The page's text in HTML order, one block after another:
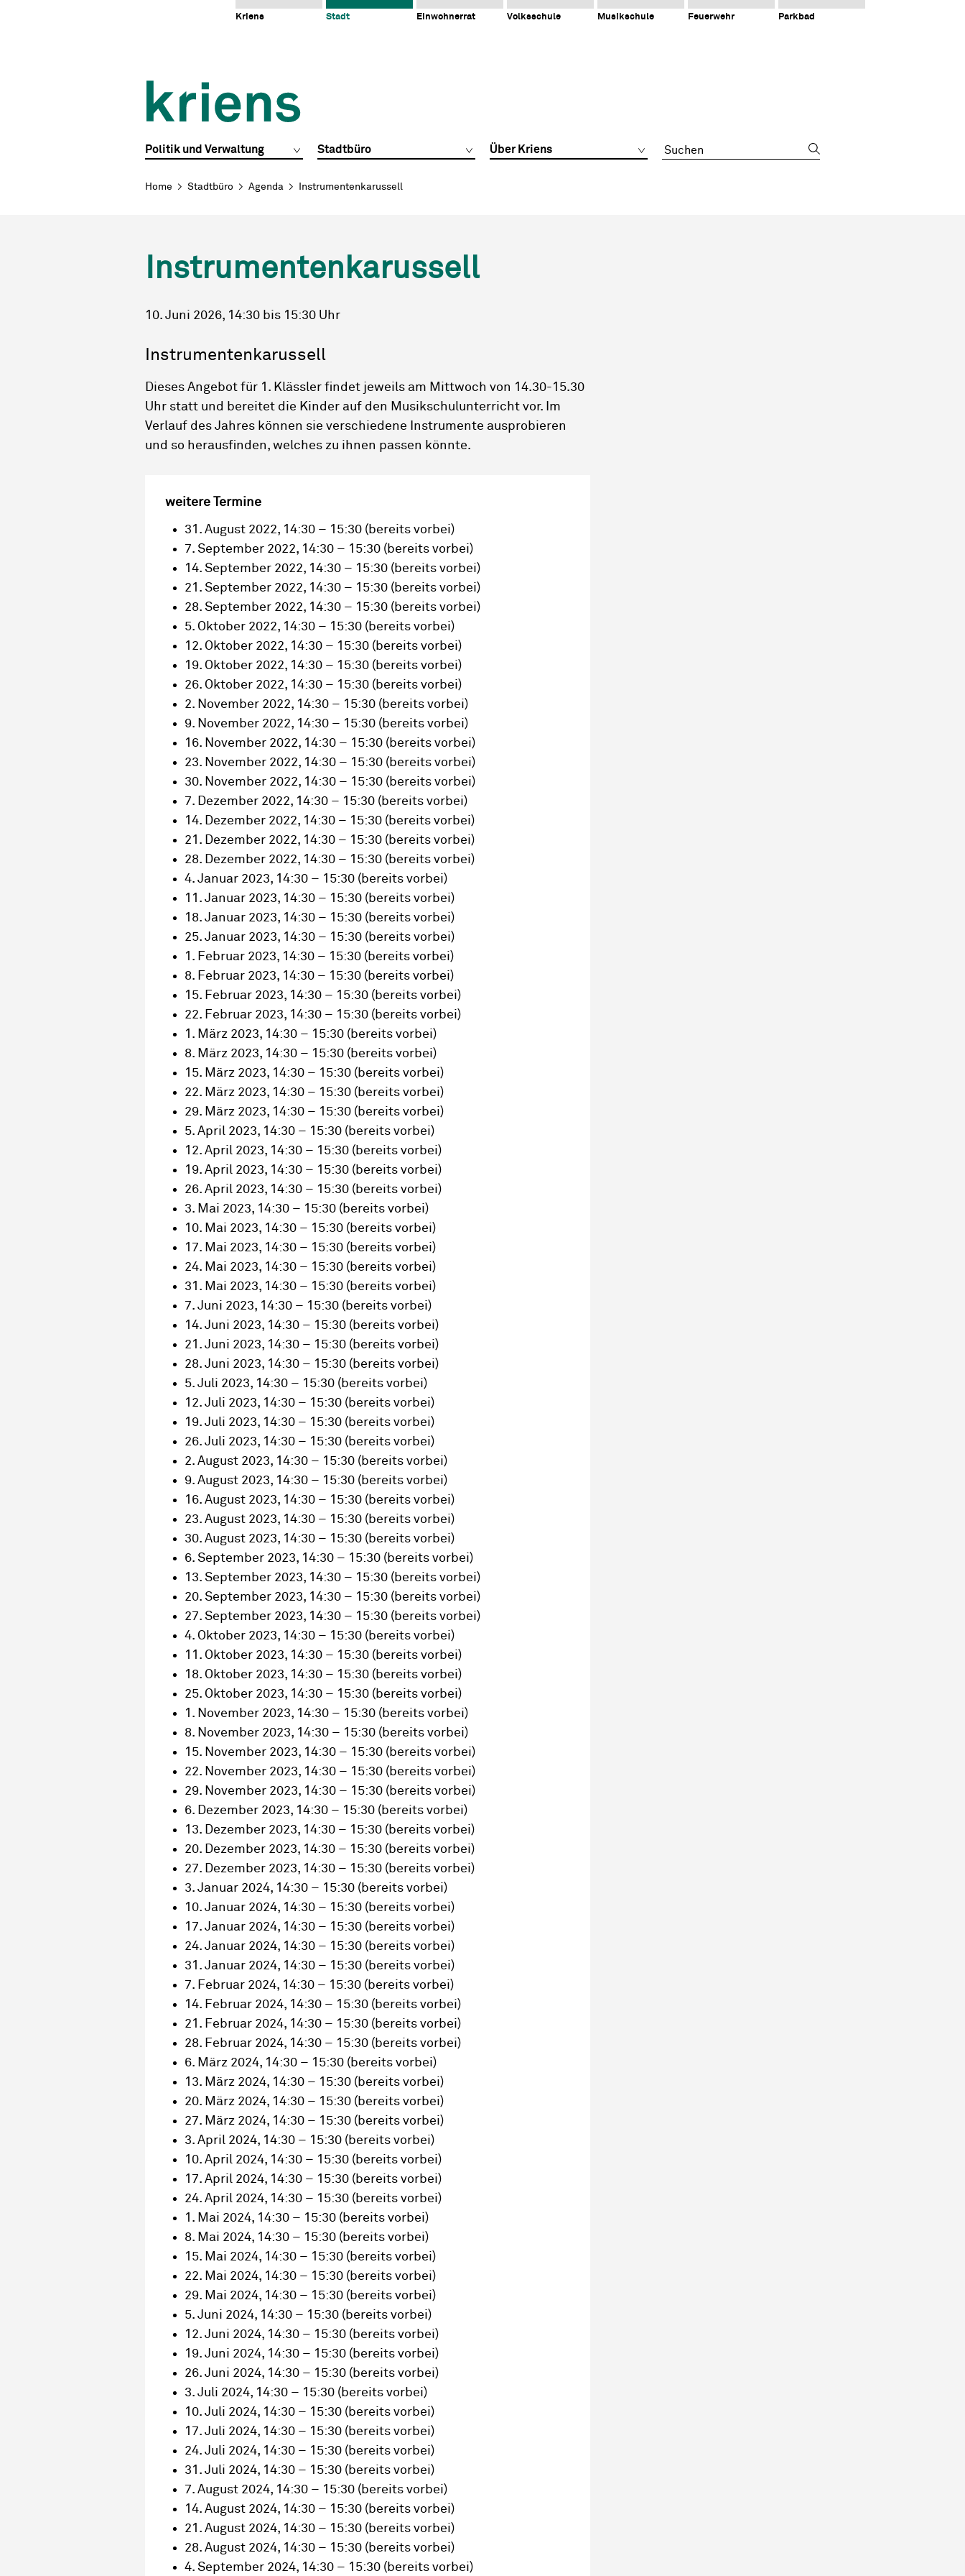
Navigieren in Kriens
Kriens Stadt Einwohnerrat Volksschule Musikschule Feuerwehr Parkbad
Hauptnavigation
Politik und Verwaltung Stadtbüro Über Kriens Suchbegriff
Breadcrumb
Home Stadtbüro Agenda Instrumentenkarussell
Instrumentenkarussell
10. Juni 2026, 14:30 bis 15:30 Uhr
Instrumentenkarussell
Dieses Angebot für 1. Klässler findet jeweils am Mittwoch von 14.30-15.30
Uhr statt und bereitet die Kinder auf den Musikschulunterricht vor. Im
Verlauf des Jahres können sie verschiedene Instrumente ausprobieren
und so herausfinden, welches zu ihnen passen könnte.
weitere Termine
31. August 2022, 14:30 – 15:30 (bereits vorbei)
7. September 2022, 14:30 – 15:30 (bereits vorbei)
14. September 2022, 14:30 – 15:30 (bereits vorbei)
21. September 2022, 14:30 – 15:30 (bereits vorbei)
28. September 2022, 14:30 – 15:30 (bereits vorbei)
5. Oktober 2022, 14:30 – 15:30 (bereits vorbei)
12. Oktober 2022, 14:30 – 15:30 (bereits vorbei)
19. Oktober 2022, 14:30 – 15:30 (bereits vorbei)
26. Oktober 2022, 14:30 – 15:30 (bereits vorbei)
2. November 2022, 14:30 – 15:30 (bereits vorbei)
9. November 2022, 14:30 – 15:30 (bereits vorbei)
16. November 2022, 14:30 – 15:30 (bereits vorbei)
23. November 2022, 14:30 – 15:30 (bereits vorbei)
30. November 2022, 14:30 – 15:30 (bereits vorbei)
7. Dezember 2022, 14:30 – 15:30 (bereits vorbei)
14. Dezember 2022, 14:30 – 15:30 (bereits vorbei)
21. Dezember 2022, 14:30 – 15:30 (bereits vorbei)
28. Dezember 2022, 14:30 – 15:30 (bereits vorbei)
4. Januar 2023, 14:30 – 15:30 (bereits vorbei)
11. Januar 2023, 14:30 – 15:30 (bereits vorbei)
18. Januar 2023, 14:30 – 15:30 (bereits vorbei)
25. Januar 2023, 14:30 – 15:30 (bereits vorbei)
1. Februar 2023, 14:30 – 15:30 (bereits vorbei)
8. Februar 2023, 14:30 – 15:30 (bereits vorbei)
15. Februar 2023, 14:30 – 15:30 (bereits vorbei)
22. Februar 2023, 14:30 – 15:30 (bereits vorbei)
1. März 2023, 14:30 – 15:30 (bereits vorbei)
8. März 2023, 14:30 – 15:30 (bereits vorbei)
15. März 2023, 14:30 – 15:30 (bereits vorbei)
22. März 2023, 14:30 – 15:30 (bereits vorbei)
29. März 2023, 14:30 – 15:30 (bereits vorbei)
5. April 2023, 14:30 – 15:30 (bereits vorbei)
12. April 2023, 14:30 – 15:30 (bereits vorbei)
19. April 2023, 14:30 – 15:30 (bereits vorbei)
26. April 2023, 14:30 – 15:30 (bereits vorbei)
3. Mai 2023, 14:30 – 15:30 (bereits vorbei)
10. Mai 2023, 14:30 – 15:30 (bereits vorbei)
17. Mai 2023, 14:30 – 15:30 (bereits vorbei)
24. Mai 2023, 14:30 – 15:30 (bereits vorbei)
31. Mai 2023, 14:30 – 15:30 (bereits vorbei)
7. Juni 2023, 14:30 – 15:30 (bereits vorbei)
14. Juni 2023, 14:30 – 15:30 (bereits vorbei)
21. Juni 2023, 14:30 – 15:30 (bereits vorbei)
28. Juni 2023, 14:30 – 15:30 (bereits vorbei)
5. Juli 2023, 14:30 – 15:30 (bereits vorbei)
12. Juli 2023, 14:30 – 15:30 (bereits vorbei)
19. Juli 2023, 14:30 – 15:30 (bereits vorbei)
26. Juli 2023, 14:30 – 15:30 (bereits vorbei)
2. August 2023, 14:30 – 15:30 (bereits vorbei)
9. August 2023, 14:30 – 15:30 (bereits vorbei)
16. August 2023, 14:30 – 15:30 (bereits vorbei)
23. August 2023, 14:30 – 15:30 (bereits vorbei)
30. August 2023, 14:30 – 15:30 (bereits vorbei)
6. September 2023, 14:30 – 15:30 (bereits vorbei)
13. September 2023, 14:30 – 15:30 (bereits vorbei)
20. September 2023, 14:30 – 15:30 (bereits vorbei)
27. September 2023, 14:30 – 15:30 (bereits vorbei)
4. Oktober 2023, 14:30 – 15:30 (bereits vorbei)
11. Oktober 2023, 14:30 – 15:30 (bereits vorbei)
18. Oktober 2023, 14:30 – 15:30 (bereits vorbei)
25. Oktober 2023, 14:30 – 15:30 (bereits vorbei)
1. November 2023, 14:30 – 15:30 (bereits vorbei)
8. November 2023, 14:30 – 15:30 (bereits vorbei)
15. November 2023, 14:30 – 15:30 (bereits vorbei)
22. November 2023, 14:30 – 15:30 (bereits vorbei)
29. November 2023, 14:30 – 15:30 (bereits vorbei)
6. Dezember 2023, 14:30 – 15:30 (bereits vorbei)
13. Dezember 2023, 14:30 – 15:30 (bereits vorbei)
20. Dezember 2023, 14:30 – 15:30 (bereits vorbei)
27. Dezember 2023, 14:30 – 15:30 (bereits vorbei)
3. Januar 2024, 14:30 – 15:30 (bereits vorbei)
10. Januar 2024, 14:30 – 15:30 (bereits vorbei)
17. Januar 2024, 14:30 – 15:30 (bereits vorbei)
24. Januar 2024, 14:30 – 15:30 (bereits vorbei)
31. Januar 2024, 14:30 – 15:30 (bereits vorbei)
7. Februar 2024, 14:30 – 15:30 (bereits vorbei)
14. Februar 2024, 14:30 – 15:30 (bereits vorbei)
21. Februar 2024, 14:30 – 15:30 (bereits vorbei)
28. Februar 2024, 14:30 – 15:30 (bereits vorbei)
6. März 2024, 14:30 – 15:30 (bereits vorbei)
13. März 2024, 14:30 – 15:30 (bereits vorbei)
20. März 2024, 14:30 – 15:30 (bereits vorbei)
27. März 2024, 14:30 – 15:30 (bereits vorbei)
3. April 2024, 14:30 – 15:30 (bereits vorbei)
10. April 2024, 14:30 – 15:30 (bereits vorbei)
17. April 2024, 14:30 – 15:30 (bereits vorbei)
24. April 2024, 14:30 – 15:30 (bereits vorbei)
1. Mai 2024, 14:30 – 15:30 (bereits vorbei)
8. Mai 2024, 14:30 – 15:30 (bereits vorbei)
15. Mai 2024, 14:30 – 15:30 (bereits vorbei)
22. Mai 2024, 14:30 – 15:30 (bereits vorbei)
29. Mai 2024, 14:30 – 15:30 (bereits vorbei)
5. Juni 2024, 14:30 – 15:30 (bereits vorbei)
12. Juni 2024, 14:30 – 15:30 (bereits vorbei)
19. Juni 2024, 14:30 – 15:30 (bereits vorbei)
26. Juni 2024, 14:30 – 15:30 (bereits vorbei)
3. Juli 2024, 14:30 – 15:30 (bereits vorbei)
10. Juli 2024, 14:30 – 15:30 (bereits vorbei)
17. Juli 2024, 14:30 – 15:30 (bereits vorbei)
24. Juli 2024, 14:30 – 15:30 (bereits vorbei)
31. Juli 2024, 14:30 – 15:30 (bereits vorbei)
7. August 2024, 14:30 – 15:30 (bereits vorbei)
14. August 2024, 14:30 – 15:30 (bereits vorbei)
21. August 2024, 14:30 – 15:30 (bereits vorbei)
28. August 2024, 14:30 – 15:30 (bereits vorbei)
4. September 2024, 14:30 – 15:30 (bereits vorbei)